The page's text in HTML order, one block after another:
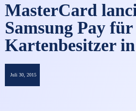
MasterCard
Samsung Pay für
Kartenbesitzer
Juli 30, 2015